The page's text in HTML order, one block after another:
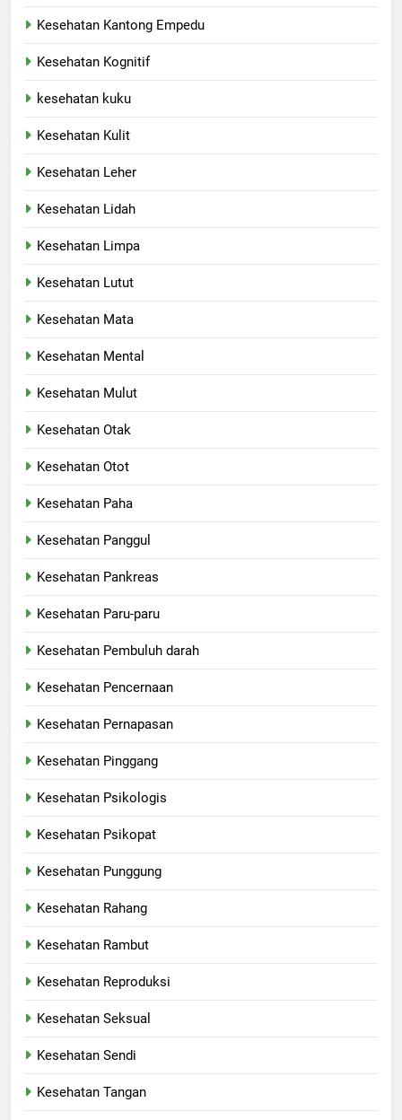
Kesehatan Kantong Empedu
Kesehatan Kognitif
kesehatan kuku
Kesehatan Kulit
Kesehatan Leher
Kesehatan Lidah
Kesehatan Limpa
Kesehatan Lutut
Kesehatan Mata
Kesehatan Mental
Kesehatan Mulut
Kesehatan Otak
Kesehatan Otot
Kesehatan Paha
Kesehatan Panggul
Kesehatan Pankreas
Kesehatan Paru-paru
Kesehatan Pembuluh darah
Kesehatan Pencernaan
Kesehatan Pernapasan
Kesehatan Pinggang
Kesehatan Psikologis
Kesehatan Psikopat
Kesehatan Punggung
Kesehatan Rahang
Kesehatan Rambut
Kesehatan Reproduksi
Kesehatan Seksual
Kesehatan Sendi
Kesehatan Tangan